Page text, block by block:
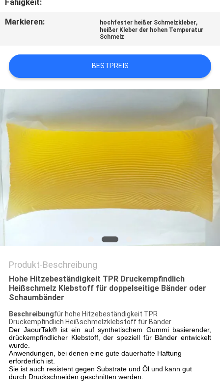
ANGEBOT
ANFORDERN
SITEMAP
DATENSCHUTZRICHTLINIE
Fähigkeit:
Markieren: hochfester heißer Schmelzkleber,
heißer Kleber der hohen Temperatur
Schmelz
BESTPREIS
Produkt-Beschreibung
Hohe Hitzebeständigkeit TPR Druckempfindlich
Heißschmelz Klebstoff für doppelseitige Bänder oder
Schaumbänder
Beschreibungfür hohe Hitzebeständigkeit TPR
Druckempfindlich Heißschmelzklebstoff für Bänder
Der JaourTak® ist ein auf synthetischem Gummi basierender,
drückempfindlicher Klebstoff, der speziell für Bänder entwickelt
wurde.
Anwendungen, bei denen eine gute dauerhafte Haftung
erforderlich ist.
Sie ist auch resistent gegen Substrate und Öl und kann gut
durch Druckschneiden geschnitten werden.